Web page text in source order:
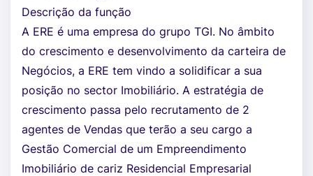
Descrição da função
A ERE é uma empresa do grupo TGI. No âmbito
do crescimento e desenvolvimento da carteira de
Negócios, a ERE tem vindo a solidificar a sua
posição no sector Imobiliário. A estratégia de
crescimento passa pelo recrutamento de 2
agentes de Vendas que terão a seu cargo a
Gestão Comercial de um Empreendimento
Imobiliário de cariz Residencial Empresarial